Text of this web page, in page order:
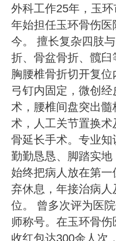
外科工作25年，玉
年始担任玉环骨伤
今。 擅长复杂四肢
折、骨盆骨折、髖臼
胸腰椎骨折切开复
弓钉内固定，微创
术，腰椎间盘突出
术，人工关节置换
骨延长手术。专业
勤勤恳恳、脚踏实地
始终把病人放在第
弃休息，年接治病
位。 曾多次评为医
师称号。在玉环骨
收红包达300余人次